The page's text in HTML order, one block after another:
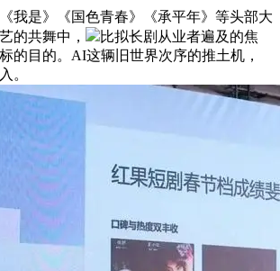
是》《国色青春》《承平年》等头部大
的共舞中，
比拟长剧从业者遍及的焦
的目的。AI这辆旧世界次序的推土机，
。